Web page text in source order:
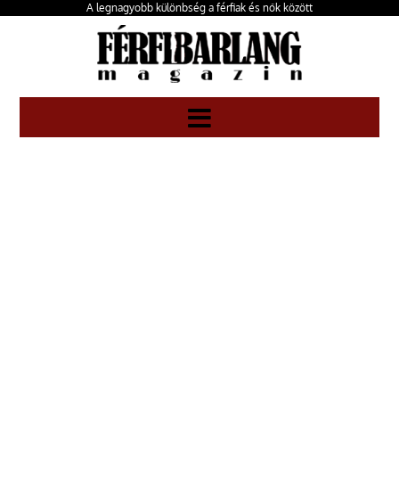
A legnagyobb különbség a férfiak és nők között